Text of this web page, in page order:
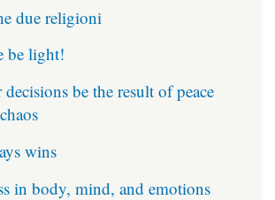
due religioni
be light!
be the result of peace
wins
in body, mind, and emotions